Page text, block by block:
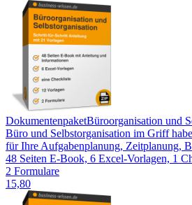
DokumentenpaketBüroorganisation und
Büro und Selbstorganisation im Griff
für Ihre Aufgabenplanung, Zeitplanung,
48 Seiten E-Book, 6 Excel-Vorlagen, 1
2 Formulare
15,80